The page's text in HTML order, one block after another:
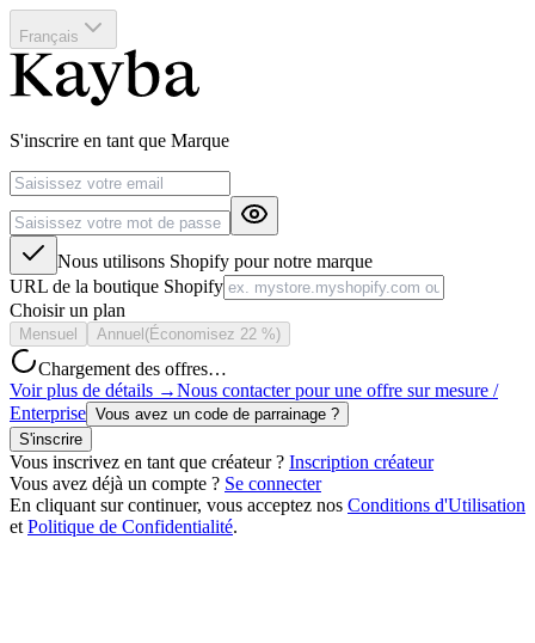
Français
S'inscrire en tant que Marque
Nous utilisons Shopify pour notre marque
URL de la boutique Shopify
Choisir un plan
Mensuel Annuel (Économisez 22 %)
Chargement des offres…
Voir plus de détails →Nous contacter pour une offre sur mesure /
Enterprise Vous avez un code de parrainage ?
S'inscrire
Vous inscrivez en tant que créateur ? Inscription créateur
Vous avez déjà un compte ? Se connecter
En cliquant sur continuer, vous acceptez nos Conditions d'Utilisation
et Politique de Confidentialité.